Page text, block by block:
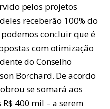
pelos projetos
receberão 100% do
concluir que é
com otimização
do Conselho
Borchard. De acordo
se somará aos
400 mil – a serem